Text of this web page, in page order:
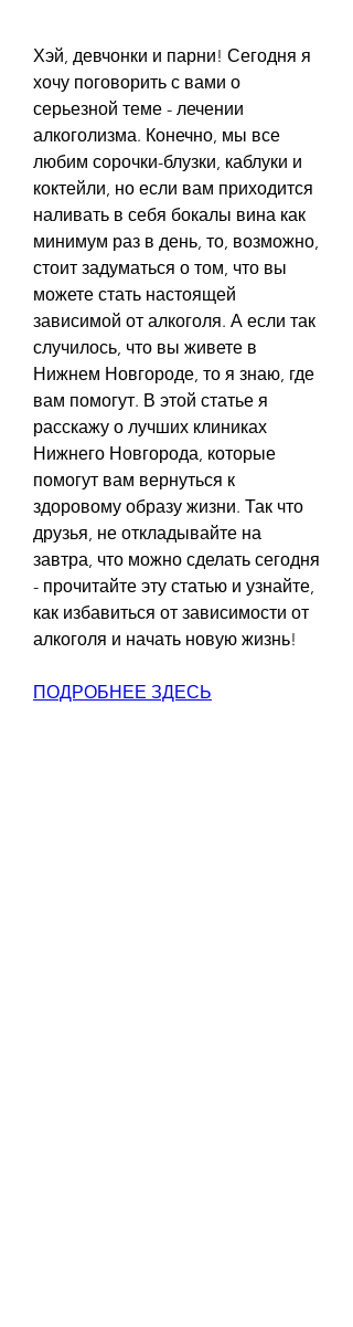
Хэй, девчонки и парни! Сегодня я
хочу поговорить с вами о
серьезной теме - лечении
алкоголизма. Конечно, мы все
любим сорочки-блузки, каблуки и
коктейли, но если вам приходится
наливать в себя бокалы вина как
минимум раз в день, то, возможно,
стоит задуматься о том, что вы
можете стать настоящей
зависимой от алкоголя. А если так
случилось, что вы живете в
Нижнем Новгороде, то я знаю, где
вам помогут. В этой статье я
расскажу о лучших клиниках
Нижнего Новгорода, которые
помогут вам вернуться к
здоровому образу жизни. Так что
друзья, не откладывайте на
завтра, что можно сделать сегодня
- прочитайте эту статью и узнайте,
как избавиться от зависимости от
алкоголя и начать новую жизнь!
ПОДРОБНЕЕ ЗДЕСЬ